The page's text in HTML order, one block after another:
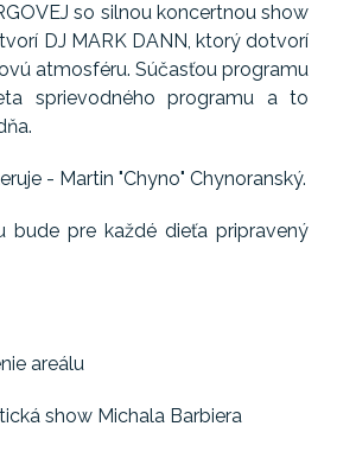
so silnou koncertnou show
DJ MARK DANN, ktorý dotvorí
atmosféru. Súčasťou programu
sprievodného programu a to
- Martin "Chyno" Chynoranský.
bude pre každé dieťa pripravený
areálu
show Michala Barbiera